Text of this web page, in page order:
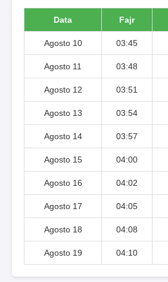
Data Fajr
Agosto 10 03:45
Agosto 11 03:48
Agosto 12 03:51
Agosto 13 03:54
Agosto 14 03:57
Agosto 15 04:00
Agosto 16 04:02
Agosto 17 04:05
Agosto 18 04:08
Agosto 19 04:10